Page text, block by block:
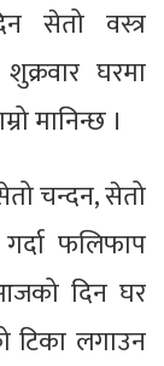
सेतो वस्त्र
घरमा
मानिन्छ ।
चन्दन, सेतो
फलिफाप
दिन घर
टिका लगाउन